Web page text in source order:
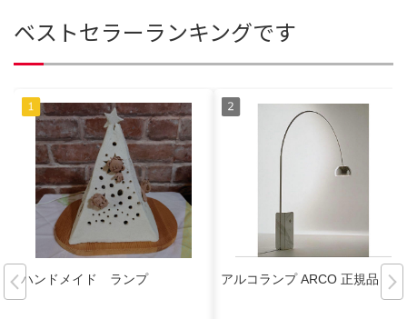
ベストセラーランキングです
ハンドメイド ランプ アルコランプ ARCO 正規品